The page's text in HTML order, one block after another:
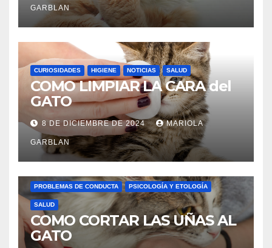
GARBLAN
CURIOSIDADES HIGIENE NOTICIAS SALUD
COMO LIMPIAR LA CARA del
GATO
8 DE DICIEMBRE DE 2024 MARIOLA
GARBLAN
PROBLEMAS DE CONDUCTA PSICOLOGÍA Y ETOLOGÍA
SALUD
COMO CORTAR LAS UÑAS AL
GATO